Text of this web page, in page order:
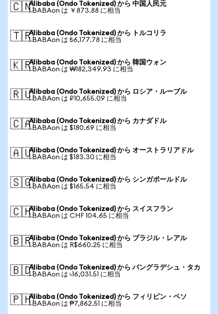
🇨🇳Alibaba (Ondo Tokenized) から 中国人民元
1 BABAon は ￥873.88 に相当
🇹🇷Alibaba (Ondo Tokenized) から トルコリラ
1 BABAon は ₺6,177.78 に相当
🇰🇷Alibaba (Ondo Tokenized) から 韓国ウォン
1 BABAon は ₩182,349.93 に相当
🇷🇺Alibaba (Ondo Tokenized) から ロシア・ルーブル
1 BABAon は ₽10,655.09 に相当
🇨🇦Alibaba (Ondo Tokenized) から カナダドル
1 BABAon は $180.69 に相当
🇦🇺Alibaba (Ondo Tokenized) から オーストラリアドル
1 BABAon は $183.30 に相当
🇸🇬Alibaba (Ondo Tokenized) から シンガポールドル
1 BABAon は $165.54 に相当
🇨🇭Alibaba (Ondo Tokenized) から スイスフラン
1 BABAon は CHF 104.65 に相当
🇧🇷Alibaba (Ondo Tokenized) から ブラジル・レアル
1 BABAon は R$660.25 に相当
🇧🇩Alibaba (Ondo Tokenized) から バングラデシュ・タカ
1 BABAon は ৳16,031.51 に相当
🇵🇭Alibaba (Ondo Tokenized) から フィリピン・ペソ
1 BABAon は ₱7,862.51 に相当